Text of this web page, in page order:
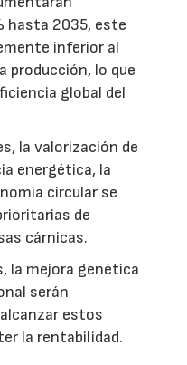
hasta 2035, este
inferior al
producción, lo que
global del
la valorización de
energética, la
circular se
de
cárnicas.
la mejora genética
serán
estos
la rentabilidad.